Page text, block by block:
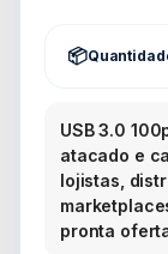
USB 3.0
atacado e
lojistas,
pronta